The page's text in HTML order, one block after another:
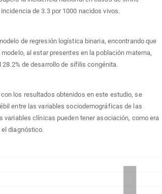
de 3.3 por 1000 nacidos vivos.
de regresión logística binaria, encontrando que
al estar presentes en la población materna,
de desarrollo de sífilis congénita.
con los resultados obtenidos en este estudio, se
entre las variables sociodemográficas de las
variables clínicas pueden tener asociación, como era
diagnóstico.